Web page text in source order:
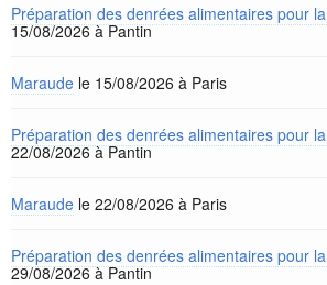
Préparation des denrées alimentaires pour
15/08/2026 à Pantin
Maraude le 15/08/2026 à Paris
Préparation des denrées alimentaires pour
22/08/2026 à Pantin
Maraude le 22/08/2026 à Paris
Préparation des denrées alimentaires pour
29/08/2026 à Pantin